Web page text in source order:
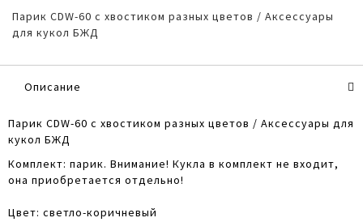
Парик CDW-60 с хвостиком разных цветов / Аксессуары
для кукол БЖД
Описание
Парик CDW-60 с хвостиком разных цветов / Аксессуары для
кукол БЖД
Комплект: парик. Внимание! Кукла в комплект не входит,
она приобретается отдельно!
Цвет: светло-коричневый